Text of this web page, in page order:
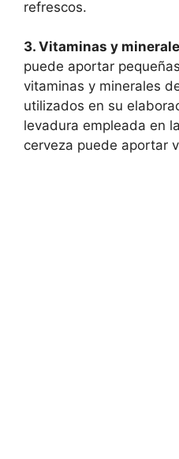
refrescos.
3. Vitaminas y
puede aportar
vitaminas y minerales
utilizados en su
levadura empleada en
cerveza puede aportar